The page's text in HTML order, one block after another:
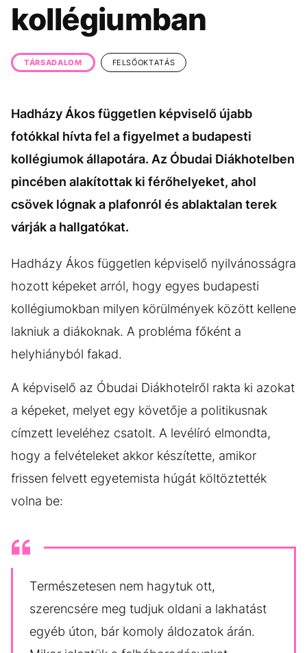
KÖZÉLET
ÉLETMÓD DESIGN
BESZÉLGETÉSEK ARCOK
GASZTRO
kollégiumban
TÁRSADALOM FELSŐOKTATÁS
Hadházy Ákos független képviselő újabb
fotókkal hívta fel a figyelmet a budapesti
kollégiumok állapotára. Az Óbudai Diákhotelben
pincében alakítottak ki férőhelyeket, ahol
csövek lógnak a plafonról és ablaktalan terek
várják a hallgatókat.
Hadházy Ákos független képviselő nyilvánosságra
hozott képeket arról, hogy egyes budapesti
kollégiumokban milyen körülmények között kellene
lakniuk a diákoknak. A probléma főként a
helyhiányból fakad.
A képviselő az Óbudai Diákhotelről rakta ki azokat
a képeket, melyet egy követője a politikusnak
címzett leveléhez csatolt. A levélíró elmondta,
hogy a felvételeket akkor készítette, amikor
frissen felvett egyetemista húgát költöztették
volna be:
Természetesen nem hagytuk ott,
szerencsére meg tudjuk oldani a lakhatást
egyéb úton, bár komoly áldozatok árán.